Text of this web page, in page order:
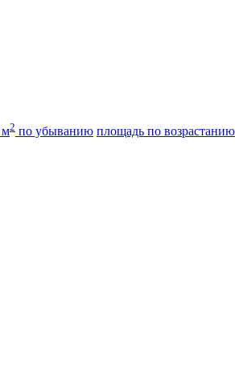
м2 по убыванию площадь по возрастанию